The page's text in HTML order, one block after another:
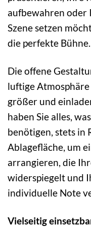
aufbewahren oder
Szene setzen
die perfekte Bühne.
Die offene
luftige
größer und
haben Sie alles,
benötigen, stets in
Ablagefläche, um
arrangieren, die
widerspiegelt und
individuelle Note
Vielseitig